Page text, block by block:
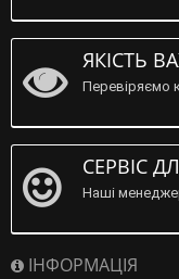
ЯКІСТЬ
Перевіряємо
СЕРВІС
Наші
ІНФОРМАЦІЯ